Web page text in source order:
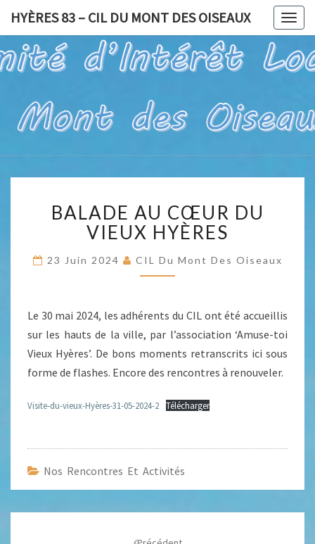
HYÈRES 83 – CIL DU MONT DES OISEAUX
HYÈRES
83 – CIL
DU
MONT
DES
OISEAUX
Pour Un Site
Exceptionnel,
À Valoriser
Et Préserver
AU
CŒUR
DU
VIEUX
HYÈRES
BALADE AU CŒUR DU
VIEUX HYÈRES
23 Juin 2024 CIL Du Mont Des Oiseaux
Le 30 mai 2024, les adhérents du CIL ont été accueillis
sur les hauts de la ville, par l’association ‘Amuse-toi
Vieux Hyères’. De bons moments retranscrits ici sous
forme de flashes. Encore des rencontres à renouveler.
Visite-du-vieux-Hyères-31-05-2024-2 Télécharger
Nos Rencontres Et Activités